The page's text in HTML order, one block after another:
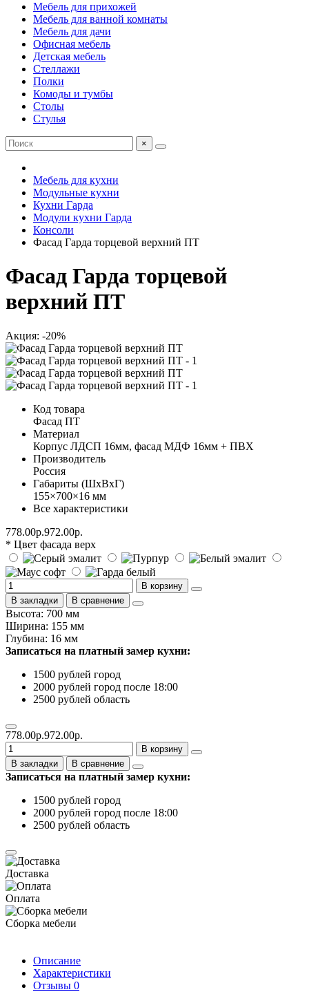
Мебель для прихожей
Мебель для ванной комнаты
Мебель для дачи
Офисная мебель
Детская мебель
Стеллажи
Полки
Комоды и тумбы
Столы
Стулья
×
Мебель для кухни
Модульные кухни
Кухни Гарда
Модули кухни Гарда
Консоли
Фасад Гарда торцевой верхний ПТ
Фасад Гарда торцевой
верхний ПТ
Акция: -20%
Код товара
Фасад ПТ
Материал
Корпус ЛДСП 16мм, фасад МДФ 16мм + ПВХ
Производитель
Россия
Габариты (ШхВхГ)
155×700×16 мм
Все характеристики
778.00р.972.00р.
* Цвет фасада верх
В корзину
В закладки
В сравнение
Высота: 700 мм
Ширина: 155 мм
Глубина: 16 мм
Записаться на платный замер кухни:
1500 рублей город
2000 рублей город после 18:00
2500 рублей область
778.00р.972.00р.
В корзину
В закладки
В сравнение
Записаться на платный замер кухни:
1500 рублей город
2000 рублей город после 18:00
2500 рублей область
Доставка
Оплата
Сборка мебели
Описание
Характеристики
Отзывы 0